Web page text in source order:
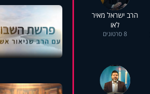
הרב ישראל מאיר
לאו
8 סרטונים